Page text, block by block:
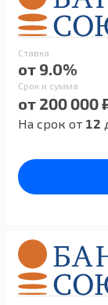
Ставка
от 9.0%
Срок и сумма
от 200 000
На срок от 12